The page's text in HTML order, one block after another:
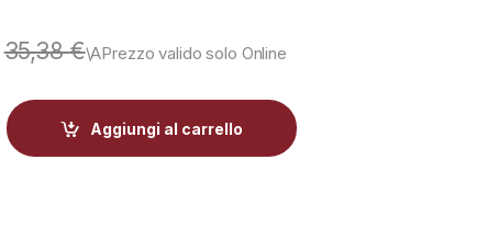
35,38€
quantity
Aggiungi al carrello